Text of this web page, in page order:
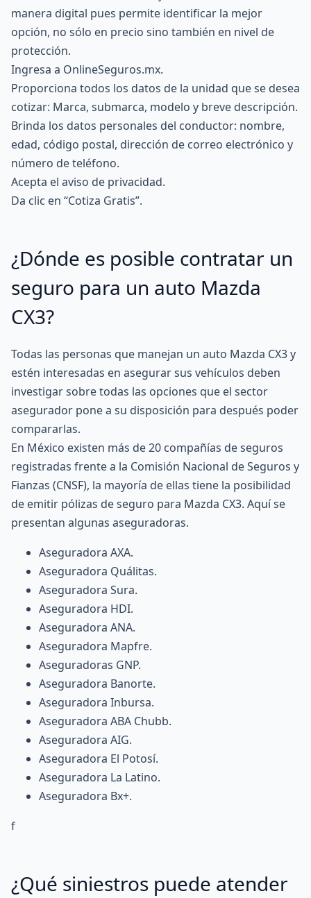
manera digital pues permite identificar la mejor
opción, no sólo en precio sino también en nivel de
protección.
Ingresa a OnlineSeguros.mx.
Proporciona todos los datos de la unidad que se desea
cotizar: Marca, submarca, modelo y breve descripción.
Brinda los datos personales del conductor: nombre,
edad, código postal, dirección de correo electrónico y
número de teléfono.
Acepta el aviso de privacidad.
Da clic en “Cotiza Gratis”.
¿Dónde es posible contratar un
seguro para un auto Mazda
CX3?
Todas las personas que manejan un auto Mazda CX3 y
estén interesadas en asegurar sus vehículos deben
investigar sobre todas las opciones que el sector
asegurador pone a su disposición para después poder
compararlas.
En México existen más de 20 compañías de seguros
registradas frente a la Comisión Nacional de Seguros y
Fianzas (CNSF), la mayoría de ellas tiene la posibilidad
de emitir pólizas de seguro para Mazda CX3. Aquí se
presentan algunas aseguradoras.
Aseguradora AXA.
Aseguradora Quálitas.
Aseguradora Sura.
Aseguradora HDI.
Aseguradora ANA.
Aseguradora Mapfre.
Aseguradoras GNP.
Aseguradora Banorte.
Aseguradora Inbursa.
Aseguradora ABA Chubb.
Aseguradora AIG.
Aseguradora El Potosí.
Aseguradora La Latino.
Aseguradora Bx+.
f
¿Qué siniestros puede atender